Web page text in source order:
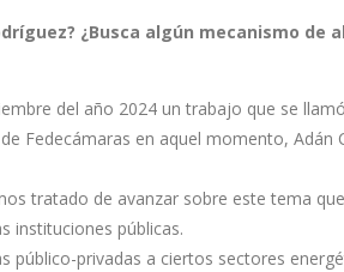
¿Busca algún mecanismo de
del año 2024 un trabajo que se
Fedecámaras en aquel momento, Adán
tratado de avanzar sobre este tema
instituciones públicas.
público-privadas a ciertos sectores